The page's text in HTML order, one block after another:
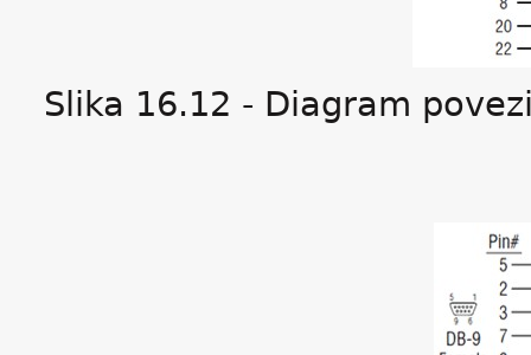
Slika 16.12 - Diagram